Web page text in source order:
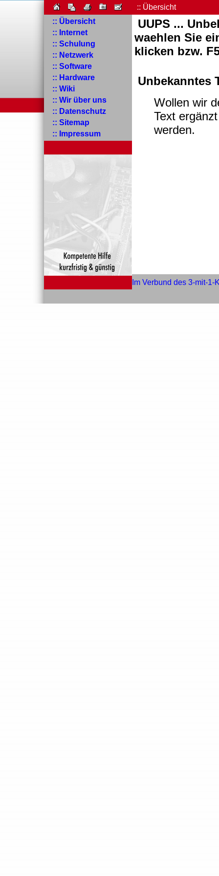
:: Übersicht
:: Übersicht
:: Internet
:: Schulung
:: Netzwerk
:: Software
:: Hardware
:: Wiki
:: Wir über uns
:: Datenschutz
:: Sitemap
:: Impressum
UUPS ...
waehlen Sie
klicken bzw.
Unbekanntes
Wollen wir
Text
werden.
Im Verbund des 3-mit-